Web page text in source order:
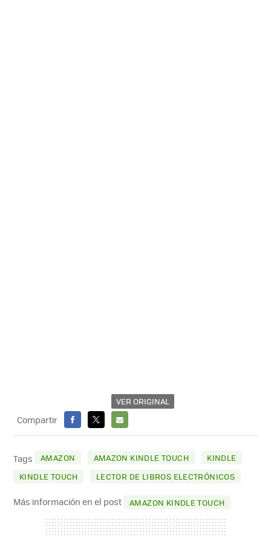
VER ORIGINAL
Compartir
FACEBOOK
X
E-
MAIL
Tags AMAZON AMAZON KINDLE TOUCH
KINDLE
KINDLE TOUCH
LECTOR DE LIBROS ELECTRÓNICOS
Más información en el post AMAZON KINDLE TOUCH